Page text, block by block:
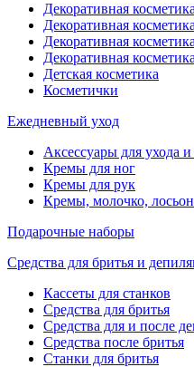
Декоративная
Декоративная
Декоративная
Декоративная
Детская косметика
Косметички
Ежедневный уход
Аксессуары для ухода
Кремы для ног
Кремы для рук
Кремы, молочко,
Подарочные наборы
Средства для бритья и
Кассеты для станков
Средства для бритья
Средства для и после
Средства после бритья
Станки для бритья